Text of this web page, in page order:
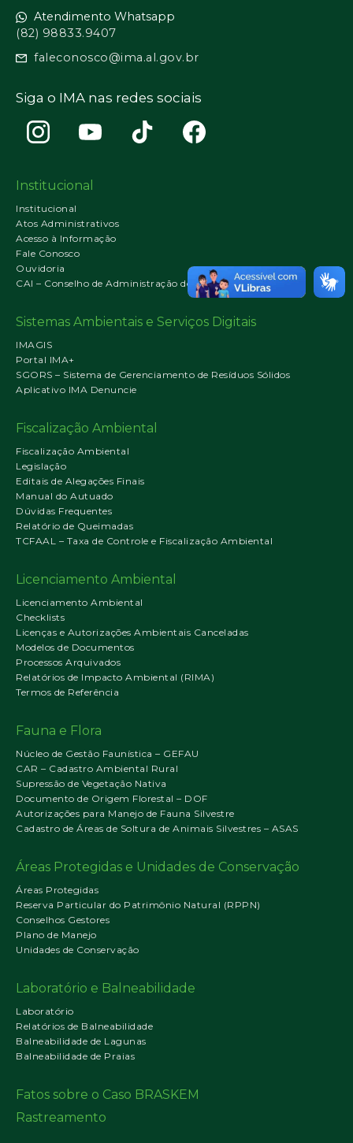
Atendimento Whatsapp
(82) 98833.9407
faleconosco@ima.al.gov.br
Siga o IMA nas redes sociais
Institucional
Institucional
Atos Administrativos
Acesso à Informação
Fale Conosco
Ouvidoria
CAI – Conselho de Administração do IMA
Sistemas Ambientais e Serviços Digitais
IMAGIS
Portal IMA+
SGORS – Sistema de Gerenciamento de Resíduos Sólidos
Aplicativo IMA Denuncie
Fiscalização Ambiental
Fiscalização Ambiental
Legislação
Editais de Alegações Finais
Manual do Autuado
Dúvidas Frequentes
Relatório de Queimadas
TCFAAL – Taxa de Controle e Fiscalização Ambiental
Licenciamento Ambiental
Licenciamento Ambiental
Checklists
Licenças e Autorizações Ambientais Canceladas
Modelos de Documentos
Processos Arquivados
Relatórios de Impacto Ambiental (RIMA)
Termos de Referência
Fauna e Flora
Núcleo de Gestão Faunística – GEFAU
CAR – Cadastro Ambiental Rural
Supressão de Vegetação Nativa
Documento de Origem Florestal – DOF
Autorizações para Manejo de Fauna Silvestre
Cadastro de Áreas de Soltura de Animais Silvestres – ASAS
Áreas Protegidas e Unidades de Conservação
Áreas Protegidas
Reserva Particular do Patrimônio Natural (RPPN)
Conselhos Gestores
Plano de Manejo
Unidades de Conservação
Laboratório e Balneabilidade
Laboratório
Relatórios de Balneabilidade
Balneabilidade de Lagunas
Balneabilidade de Praias
Fatos sobre o Caso BRASKEM
Rastreamento